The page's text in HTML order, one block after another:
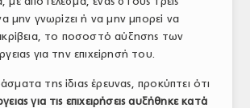
να μην γνωρίζει ή να μην μπορεί να
το ποσοστό αύξησης των
για την επιχείρησή του.
της ίδιας έρευνας, προκύπτει ότι
για τις επιχειρήσεις αυξήθηκε κατά